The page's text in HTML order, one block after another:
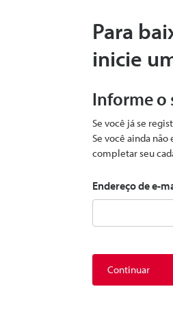
Para
inicie
Informe o
Se você já se
Se você ainda
completar seu
Endereço de e-
Continuar